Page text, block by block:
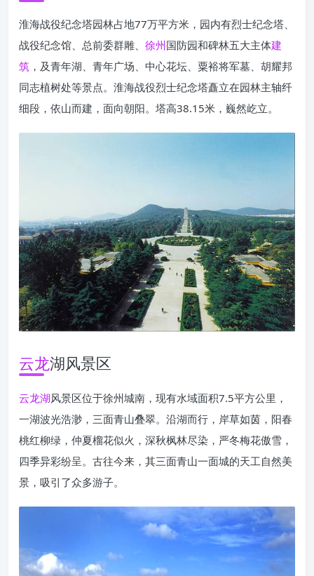
淮海战役纪念塔园林占地77万平方米，园内有烈士纪念塔、
战役纪念馆、总前委群雕、 徐州国防园和碑林五大主体建
筑 ，及青年湖、青年广场、中心花坛、粟裕将军墓、胡耀邦
同志植树处等景点。淮海战役烈士纪念塔矗立在园林主轴纤
细段，依山而建，面向朝阳。塔高38.15米，巍然屹立。
云龙湖风景区
云龙湖风景区位于徐州城南，现有水域面积7.5平方公里，
一湖波光浩渺，三面青山叠翠。沿湖而行，岸草如茵，阳春
桃红柳绿，仲夏榴花似火，深秋枫林尽染，严冬梅花傲雪，
四季异彩纷呈。古往今来，其三面青山一面城的天工自然美
景，吸引了众多游子。